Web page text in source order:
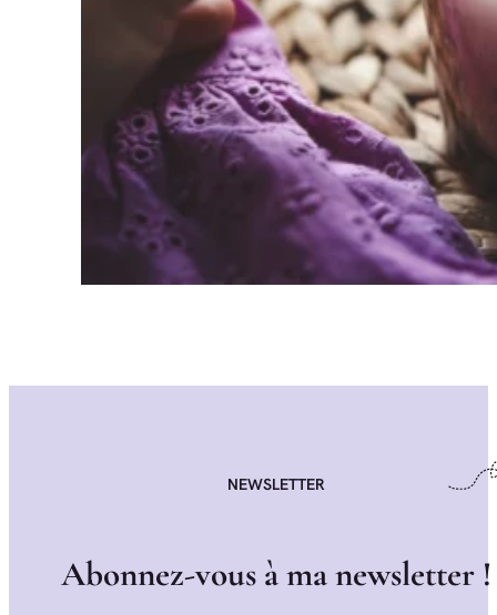
NEWSLETTER
Abonnez-vous àmanewsletter !